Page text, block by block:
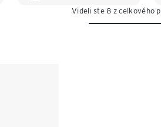
Videli ste 8 z celkového